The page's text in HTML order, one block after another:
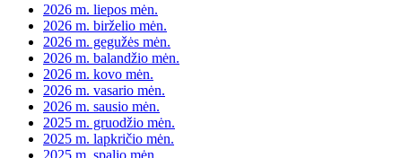
2026 m. liepos mėn.
2026 m. birželio mėn.
2026 m. gegužės mėn.
2026 m. balandžio mėn.
2026 m. kovo mėn.
2026 m. vasario mėn.
2026 m. sausio mėn.
2025 m. gruodžio mėn.
2025 m. lapkričio mėn.
2025 m. spalio mėn.